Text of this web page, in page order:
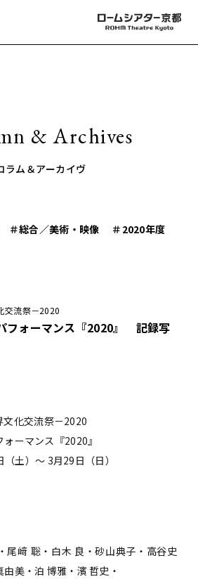
& Archives
ラム＆アーカイヴ
＃総合／美術・映像 ＃2020年度
交流祭－2020
フォーマンス『2020』 記録写
文化交流祭－2020
ーマンス『2020』
土）～ 3月29日（日）
尾﨑 聡・白木 良・砂山典子・高谷史
美・泊 博雅・濱 哲史・